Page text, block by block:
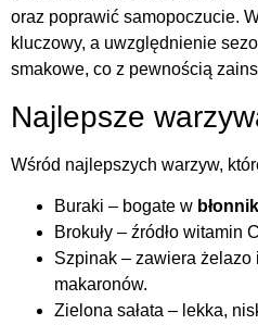
oraz poprawić samopoczucie.
kluczowy, a uwzględnienie
smakowe, co z pewnością
Najlepsze
Wśród najlepszych warzyw,
Buraki – bogate w błonnik
Brokuły – źródło
Szpinak – zawiera
makaronów.
Zielona sałata – lekka,